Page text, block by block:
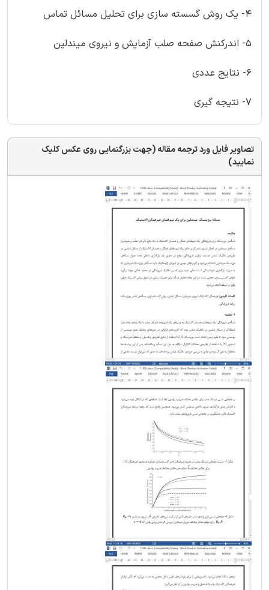
4- یک روش گسسته سازی برای تحلیل مسائل تماس
5- اندرکنش صفحه صلب آزمایش و نیروی میندلین
6- نتایج عددی
7- نتیجه گیری
تصاویر فایل ورد ترجمه مقاله (جهت بزرگنمایی روی عکس کلیک
نمایید)